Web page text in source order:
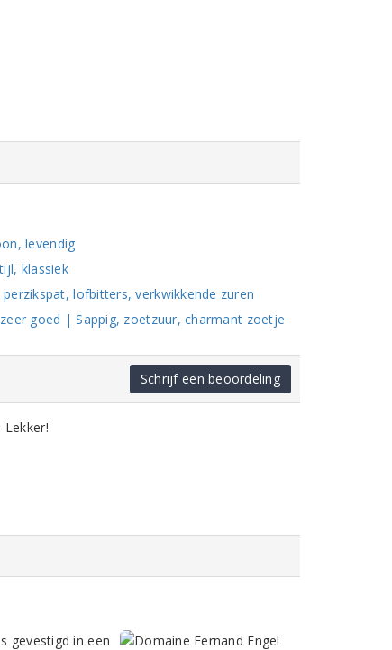
levendig
klassiek
lofbitters, verkwikkende zuren
goed | Sappig, zoetzuur, charmant zoetje
Schrijf een beoordeling
Lekker!
gevestigd in een